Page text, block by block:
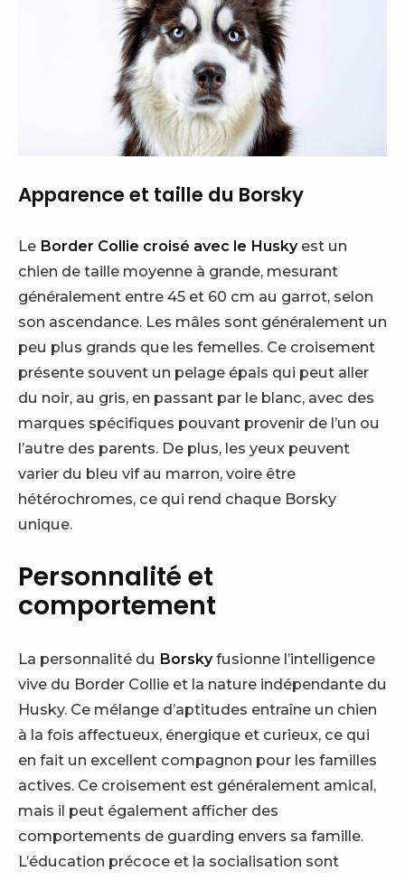
Apparence et taille du Borsky
Le Border Collie croisé avec le Huskyest un
chien de taille moyenne à grande, mesurant
généralement entre 45 et 60 cm au garrot, selon
son ascendance. Les mâles sont généralement un
peu plus grands que les femelles. Ce croisement
présente souvent un pelage épais qui peut aller
du noir, au gris, en passant par le blanc, avec des
marques spécifiques pouvant provenir de l’un ou
l’autre des parents. De plus, les yeux peuvent
varier du bleu vif au marron, voire être
hétérochromes, ce qui rend chaque Borsky
unique.
Personnalité et
comportement
La personnalité du Borskyfusionne l’intelligence
vive du Border Collie et la nature indépendante du
Husky. Ce mélange d’aptitudes entraîne un chien
à la fois affectueux, énergique et curieux, ce qui
en fait un excellent compagnon pour les familles
actives. Ce croisement est généralement amical,
mais il peut également afficher des
comportements de guarding envers sa famille.
L’éducation précoce et la socialisation sont